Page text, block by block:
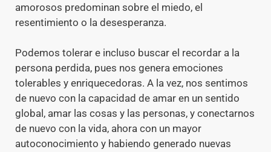
amorosos predominan sobre el miedo, el
resentimiento o la desesperanza.
Podemos tolerar e incluso buscar el recordar a la
persona perdida, pues nos genera emociones
tolerables y enriquecedoras. A la vez, nos sentimos
de nuevo con la capacidad de amar en un sentido
global, amar las cosas y las personas, y conectarnos
de nuevo con la vida, ahora con un mayor
autoconocimiento y habiendo generado nuevas